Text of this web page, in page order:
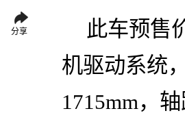
分享
此车预售
机驱动系统
1715mm，轴